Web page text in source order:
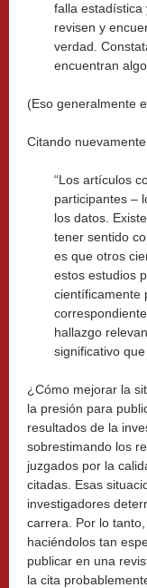
falla estadística
revisen y
verdad.
encuentran
(Eso generalmente
Citando
“Los artículos
participantes –
los datos.
tener sentido
es que otros
estos estudios
científicamente
hallazgo
significativo
¿Cómo mejorar la
la presión para
resultados de la
sobrestimando los
juzgados por la
citadas. Esas
investigadores
carrera. Por lo
haciéndolos tan
publicar en una
la cita